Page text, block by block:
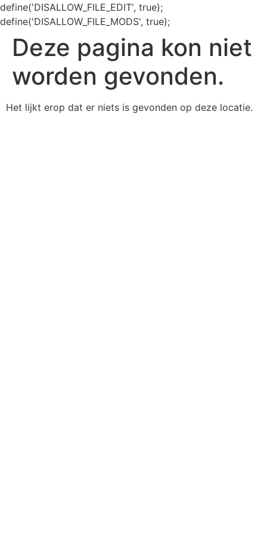
define('DISALLOW_FILE_EDIT', true);
define('DISALLOW_FILE_MODS', true);
Deze pagina kon niet
worden gevonden.
Het lijkt erop dat er niets is gevonden op deze locatie.